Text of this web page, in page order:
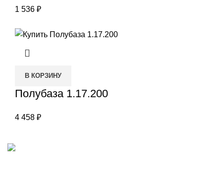
1 536 ₽
В КОРЗИНУ
Полубаза 1.17.200
4 458 ₽